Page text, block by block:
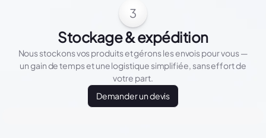
3
Stockage & expédition
Nous stockons vos produits et gérons les envois pour vous —
un gain de temps et une logistique simplifiée, sans effort de
votre part.
Demander un devis